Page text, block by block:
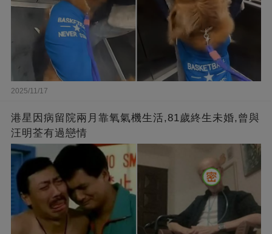
2025/11/17
港星因病留院兩月靠氧氣機生活,81歲終生未婚,曾與
汪明荃有過戀情